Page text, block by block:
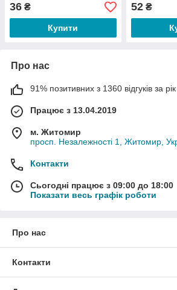
36 ₴
Купити
52₴
Про нас
91% позитивних з 1360 відгуків за рік
Працює з 13.04.2019
м. Житомир
просп. Незалежності 1, Житомир,
Контакти
Сьогодні працює з 09:00 до 18:00
Показати весь графік роботи
Про нас
Контакти